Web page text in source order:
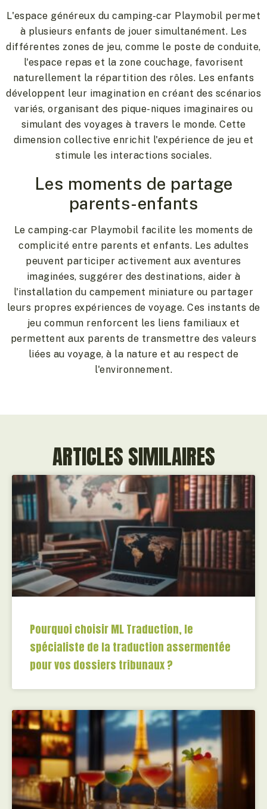
L'espace généreux du camping-car Playmobil permet
à plusieurs enfants de jouer simultanément. Les
différentes zones de jeu, comme le poste de conduite,
l'espace repas et la zone couchage, favorisent
naturellement la répartition des rôles. Les enfants
développent leur imagination en créant des scénarios
variés, organisant des pique-niques imaginaires ou
simulant des voyages à travers le monde. Cette
dimension collective enrichit l'expérience de jeu et
stimule les interactions sociales.
Les moments de partage
parents-enfants
Le camping-car Playmobil facilite les moments de
complicité entre parents et enfants. Les adultes
peuvent participer activement aux aventures
imaginées, suggérer des destinations, aider à
l'installation du campement miniature ou partager
leurs propres expériences de voyage. Ces instants de
jeu commun renforcent les liens familiaux et
permettent aux parents de transmettre des valeurs
liées au voyage, à la nature et au respect de
l'environnement.
ARTICLES SIMILAIRES
Pourquoi choisir ML Traduction, le
spécialiste de la traduction assermentée
pour vos dossiers tribunaux ?